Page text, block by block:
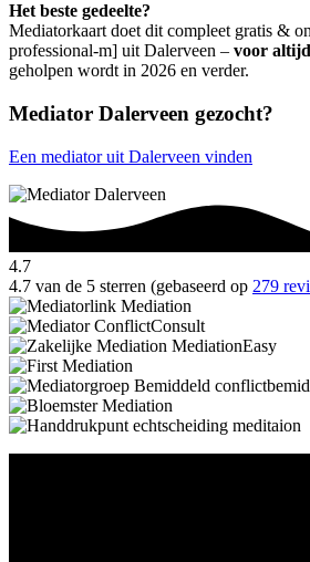
Het beste gedeelte?
Mediatorkaart doet dit compleet gratis &
professional-m] uit Dalerveen – voor altijd
geholpen wordt in 2026 en verder.
Mediator Dalerveen gezocht?
Een mediator uit Dalerveen vinden
4.7
4.7 van de 5 sterren (gebaseerd op 279